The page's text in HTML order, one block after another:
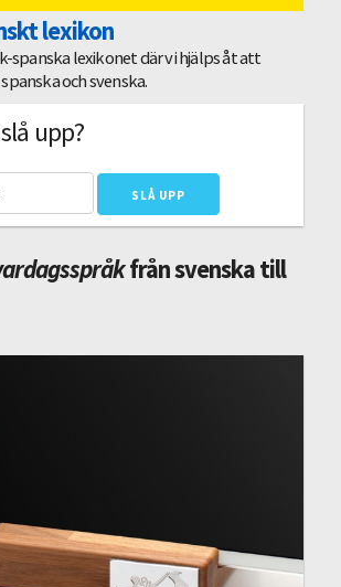
lexikon
spanska lexikonet där vi hjälps åt att
och svenska.
upp?
från svenska till